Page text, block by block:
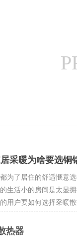
热器
为了居住的舒适惬意
生活小的房间是太显
用户要如何选择采暖
采暖为啥要选铜